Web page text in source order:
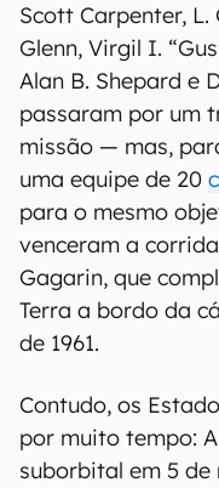
Scott Carpenter, L.
Glenn, Virgil I.
Alan B. Shepard e
passaram por um
missão — mas,
uma equipe de 20
para o mesmo
venceram a
Gagarin, que
Terra a bordo da
de 1961.
Contudo, os
por muito tempo:
suborbital em 5 de